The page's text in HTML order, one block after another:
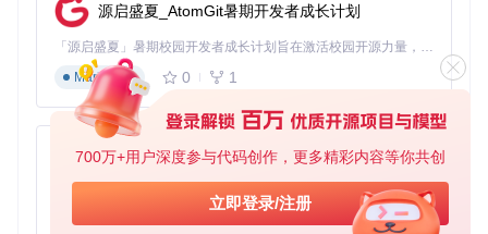
700万+用户深度参与代码创作，更多精彩内容等你共创
立即登录/注册
# 自定义存储路径并按日期分类
python downloader.py -u
技巧3：批量处理，轻松管理多个直播内容
# 从文件读取多个直播链接进行批量下载
python downloader.py -f live_links.txt -t 8
# 配置文件方式进行高级批量下载
技巧4：定时任务，自动捕获直播内容
源启盛夏_AtomGit暑期开发者成长计划
「源启盛夏」暑期校园开发者成长计划旨在激活校园开源力量，通过积分激励、认证扶持、资源倾斜等形式，引导高校组织和开发者完成「入驻 — 建项目 — 做贡献 — 获认证 — 得资源」的完整闭环。无论你是想带领社团入驻平台的组织者，还是希望用代码贡献证明自己的开发者，都能在这里找到属于你的成长路径。
Markdown
0 1
py-xiaozhi
基于Python的Xiaozhi AI，适用于想要完整Xiaozhi体验而无需拥有专用硬件的用户。
Python
0 1